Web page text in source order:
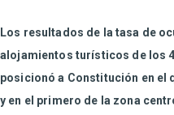
Los resultados de la tasa de
alojamientos turísticos de los
posicionó a Constitución en el
y en el primero de la zona